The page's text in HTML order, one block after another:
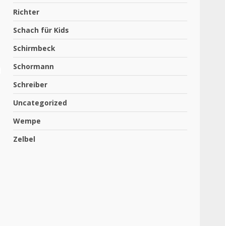
Richter
Schach für Kids
Schirmbeck
Schormann
Schreiber
Uncategorized
Wempe
Zelbel